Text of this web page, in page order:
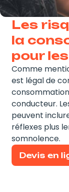
Les
la
pour
Comme
est légal de
conducteur.
peuvent
réflexes plus
somnolence.
Devis en